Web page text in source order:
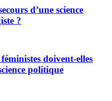
d’une science
?
doivent-elles
politique